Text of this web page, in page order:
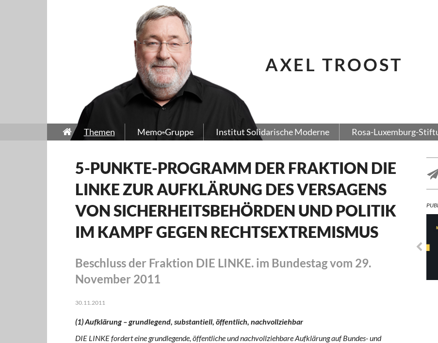
AXEL TROOST
Themen Memo-Gruppe Institut Solidarische Moderne Rosa-Luxemburg-
5-PUNKTE-PROGRAMM DER FRAKTION DIE
LINKE ZUR AUFKLÄRUNG DES VERSAGENS
VON SICHERHEITSBEHÖRDEN UND POLITIK
IM KAMPF GEGEN RECHTSEXTREMISMUS
Beschluss der Fraktion DIE LINKE. im Bundestag vom 29.
November 2011
30.11.2011
(1) Aufklärung – grundlegend, substantiell, öffentlich, nachvollziehbar
DIE LINKE fordert eine grundlegende, öffentliche und nachvollziehbare Aufklärung auf Bundes- und
Solidarisches EUropa -
Mosaiklinke Perspektiven